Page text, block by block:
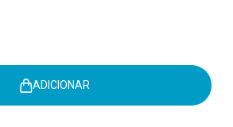
ADICIONAR